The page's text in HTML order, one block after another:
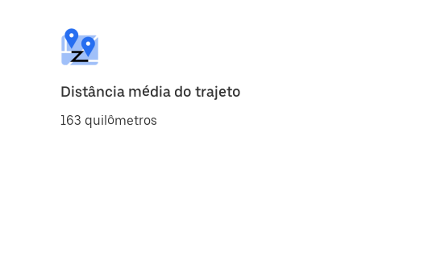
Distância média do trajeto
163 quilômetros